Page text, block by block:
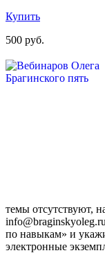
Купить
500 руб.
темы отсутствуют,
по навыкам» и
электронные